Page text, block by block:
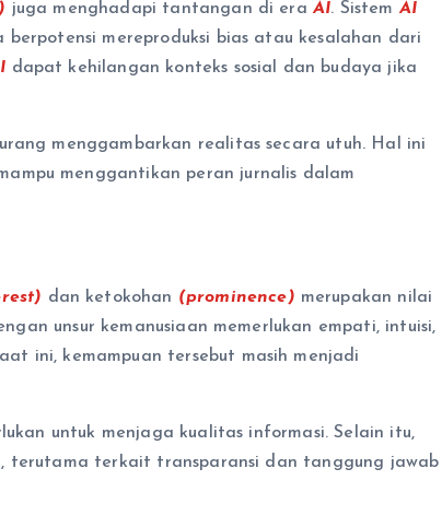
juga menghadapi tantangan di era AI. Sistem AI
mereproduksi bias atau kesalahan dari
dapat kehilangan konteks sosial dan budaya jika
menggambarkan realitas secara utuh. Hal ini
menggantikan peran jurnalis dalam
dan ketokohan (prominence) merupakan nilai
unsur kemanusiaan memerlukan empati, intuisi,
ini, kemampuan tersebut masih menjadi
untuk menjaga kualitas informasi. Selain itu,
terutama terkait transparansi dan tanggung jawab